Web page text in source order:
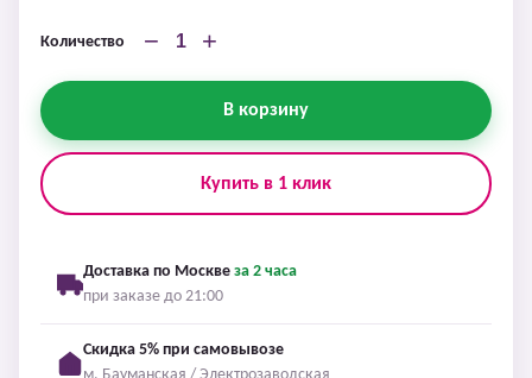
Количество − +
В корзину
Купить в 1 клик
Доставка по Москве за 2 часа
при заказе до 21:00
Скидка 5% при самовывозе